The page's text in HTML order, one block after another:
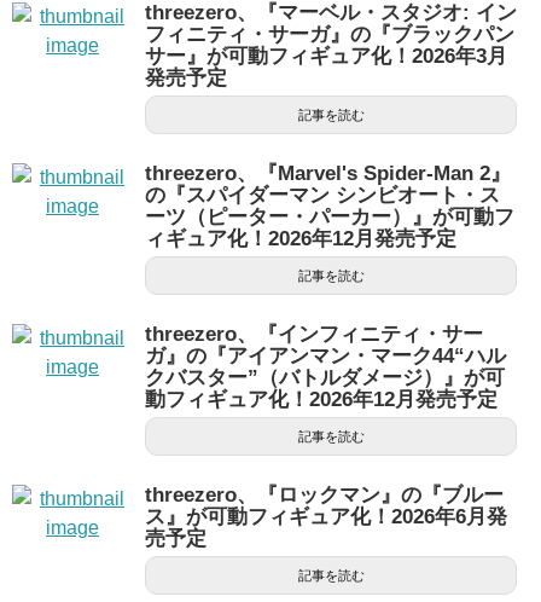
threezero、『マーベル・スタジオ: イン
フィニティ・サーガ』の『ブラックパン
サー』が可動フィギュア化！2026年3月
発売予定
記事を読む
threezero、『Marvel's Spider-Man 2』
の『スパイダーマン シンビオート・ス
ーツ（ピーター・パーカー）』が可動フ
ィギュア化！2026年12月発売予定
記事を読む
threezero、『インフィニティ・サー
ガ』の『アイアンマン・マーク44“ハル
クバスター”（バトルダメージ）』が可
動フィギュア化！2026年12月発売予定
記事を読む
threezero、『ロックマン』の『ブルー
ス』が可動フィギュア化！2026年6月発
売予定
記事を読む